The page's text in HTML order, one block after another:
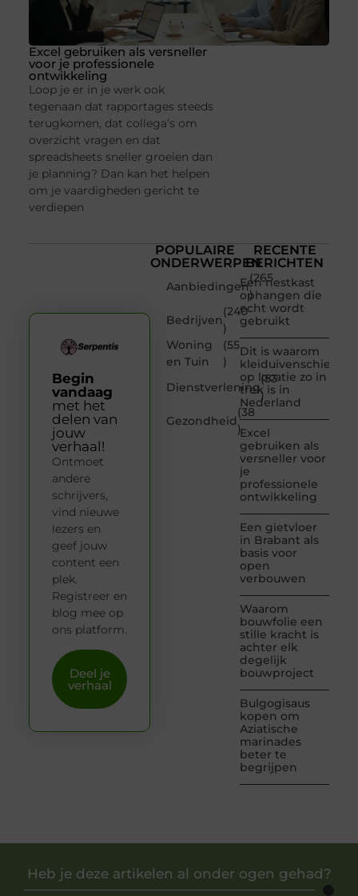
Excel gebruiken als versneller
voor je professionele
ontwikkeling
Loop je er in je werk ook
tegenaan dat rapportages steeds
terugkomen, dat collega’s om
overzicht vragen en dat
spreadsheets sneller groeien dan
je planning? Dan kan het helpen
om je vaardigheden gericht te
verdiepen
POPULAIRE
ONDERWERPEN
Aanbiedingen
(265
)
Bedrijven
(240
)
Woning
en Tuin
(55
)
Dienstverlening
(53
)
Gezondheid
(38
)
RECENTE
BERICHTEN
Een nestkast
ophangen die
echt wordt
gebruikt
Dit is waarom
kleiduivenschieten
op locatie zo in
trek is in
Nederland
Excel
gebruiken als
versneller voor
je
professionele
ontwikkeling
Een gietvloer
in Brabant als
basis voor
open
verbouwen
Waarom
bouwfolie een
stille kracht is
achter elk
degelijk
bouwproject
Bulgogisaus
kopen om
Aziatische
marinades
beter te
begrijpen
Begin
vandaag
met het
delen van
jouw
verhaal!
Ontmoet
andere
schrijvers,
vind nieuwe
lezers en
geef jouw
content een
plek.
Registreer en
blog mee op
ons platform.
Deel je
verhaal
Heb je deze artikelen al onder ogen gehad?